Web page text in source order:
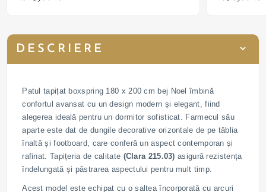
DESCRIERE
Patul tapițat boxspring 180 x 200 cm bej Noel îmbină
confortul avansat cu un design modern și elegant, fiind
alegerea ideală pentru un dormitor sofisticat. Farmecul său
aparte este dat de dungile decorative orizontale de pe tăblia
înaltă și footboard, care conferă un aspect contemporan și
rafinat. Tapițeria de calitate (Clara 215.03) asigură rezistența
îndelungată și păstrarea aspectului pentru mult timp.
Acest model este echipat cu o saltea încorporată cu arcuri